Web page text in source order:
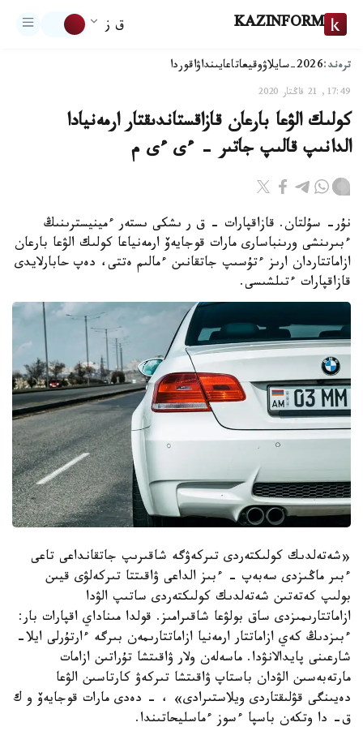
KAZINFORM ق ز
ترەند:2026-سايلاۋ وقيعاتاعايىنداۋاقوردا
17:49, 21 قاڭتار 2020
كولىك الۋعا بارعان قازاقستاندىقتار ارمەنيادا
الدانىپ قالىپ جاتىر – ءى ءى م
نۇر- سۇلتان. قازاقپارات – ق ر ىشكى ىستەر ءمينيسترىنىڭ
ءبىرىنشى ورىنباسارى مارات قوجايەۆ ارمەنياعا كولىك الۋعا بارعان
ازاماتتاردان ارىز ءتۇسىپ جاتقانىن ءمالىم ەتتى، دەپ حابارلايدى
قازاقپارات ءتىلشىسى.
«شەتەلدىك كولىكتەردى تىركەۋگە شاقىرىپ جاتقانداعى تاعى
ءبىر ماڭىزدى سەبەپ - ءبىز الداعى ۋاقىتتا تىركەلۋى قيىن
بولىپ كەتەتىن شەتەلدىك كولىكتەردى ساتىپ الۋدا
ازاماتتارىمىزدى ساق بولۋعا شاقىرامىز. قولدا مىناداي اقپارات بار:
ءبىزدىڭ كەي ازاماتتار ارمەنيا ازاماتتارىمەن بىرگە ءارتۇرلى ايلا-
شارعىنى پايدالانۋدا. ماسەلەن ولار ۋاقىتشا تۇراتىن ازامات
مارتەبەسىن الۋدان باستاپ ۋاقىتشا تىركەۋ كارتاسىن الۋعا
دەيىنگى قۋلىقتاردى ويلاستىرادى» ، - دەدى مارات قوجايەۆ و ك
ق- دا وتكەن باسپا ءسوز ءماسليحاتىندا.